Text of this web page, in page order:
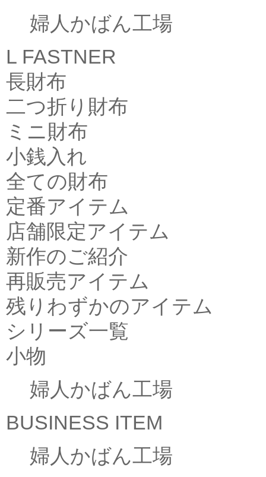
婦人かばん工場
L FASTNER
長財布
二つ折り財布
ミニ財布
小銭入れ
全ての財布
定番アイテム
店舗限定アイテム
新作のご紹介
再販売アイテム
残りわずかのアイテム
シリーズ一覧
小物
婦人かばん工場
BUSINESS ITEM
婦人かばん工場